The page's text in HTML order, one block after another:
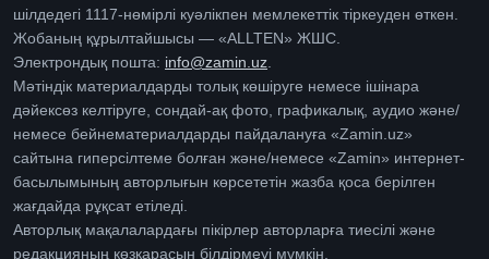
шілдедегі 1117-нөмірлі куәлікпен мемлекеттік тіркеуден өткен.
Жобаның құрылтайшысы — «ALLTEN» ЖШС.
Электрондық пошта: info@zamin.uz
Мәтіндік материалдарды толық көшіруге немесе ішінара
дәйексөз келтіруге, сондай-ақ фото, графикалық, аудио және/
немесе бейнематериалдарды пайдалануға «Zamin.uz»
сайтына гиперсілтеме болған және/немесе «Zamin» интернет-
басылымының авторлығын көрсететін жазба қоса берілген
жағдайда рұқсат етіледі.
Авторлық мақалалардағы пікірлер авторларға тиесілі және
редакцияның көзқарасын білдірмеуі мүмкін.